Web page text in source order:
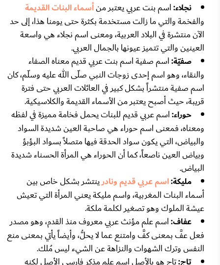
نجلاء:اسم بنت عربي يعتبر منأسماء البنات القديمة
والفخمة والتي ما زالت مستخدمة بكثرة حتى يومنا هذا، إلى حد
الآن منتشرة في البلاد العربية، ومعنى اسم نجلاء هي واسعة
العينين والتي تتميز عيونها بالجمال العربي.
صفيّة:اسم صفية اسم بنت عربي قديم معناه الصفاء
والنقاء، وهو اسم إحدى زوجات النبي صلّى الله عليه وسلّم، كان
اسم صفية منتشراً بشكل كبير في العائلات العربي حتى فترة
قريبة، حيث أصبح يعتبر من الأسماء القديمة والكلاسيكية.
حوراء:اسم عربي قديم للبنات يحمل فخامة مميزة في لفظه
ومعناه، فمعنى اسم حوراء هي صاحبة العين شديدة السواد
والبياض، التي يكون سواد الحدقة فيها متصلاً بسواد البؤبؤ
وبياض العين ناصعاً، كما أن الحوراء هي المرأة الحسناء شديدة
البياض.
مليكة:اسم عربي قديم ونادرينتشر بشكل خاص بين
أسماء البنات المغربية، واسم مليكة يعني المرأة التي تعيش
عيشة الملوك وهو تصغير لكلمة ملكة.
عفاف:اسم علم مؤنث عربي معروف منذ القدم، وهو مصدر
فعل عفَّ بمعنى كفَّ وامتنع عما لا يحلُّ، وأيضاً يأتي بمعنى منع
النفس وترك الشهوات والنزاهة عن الشيء ليس مُلك.
تاج:تاج هو بالأصل اسم علم مذكر فارسي الأصل لكنه